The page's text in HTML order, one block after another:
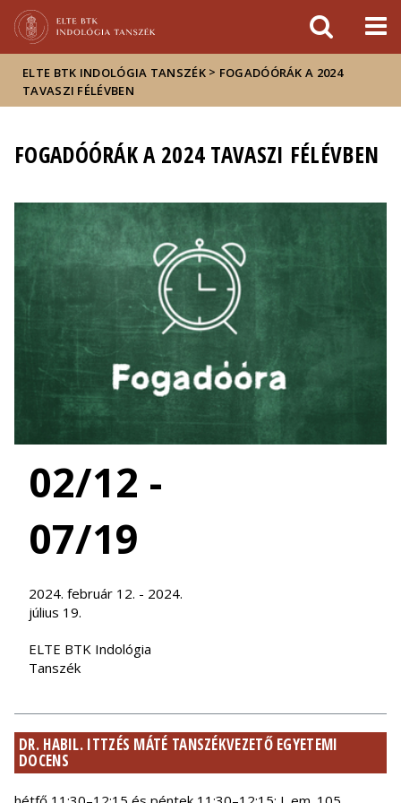
sajtóban
ELTE BTK INDOLÓGIA TANSZÉK > FOGADÓÓRÁK A 2024
TAVASZI FÉLÉVBEN
FOGADÓÓRÁK A 2024 TAVASZI FÉLÉVBEN
02/12 -
07/19
2024. február 12. - 2024.
július 19.
ELTE BTK Indológia
Tanszék
DR. HABIL. ITTZÉS MÁTÉ TANSZÉKVEZETŐ EGYETEMI
DOCENS